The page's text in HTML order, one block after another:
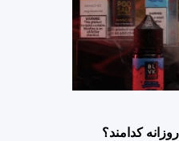
کدامند؟